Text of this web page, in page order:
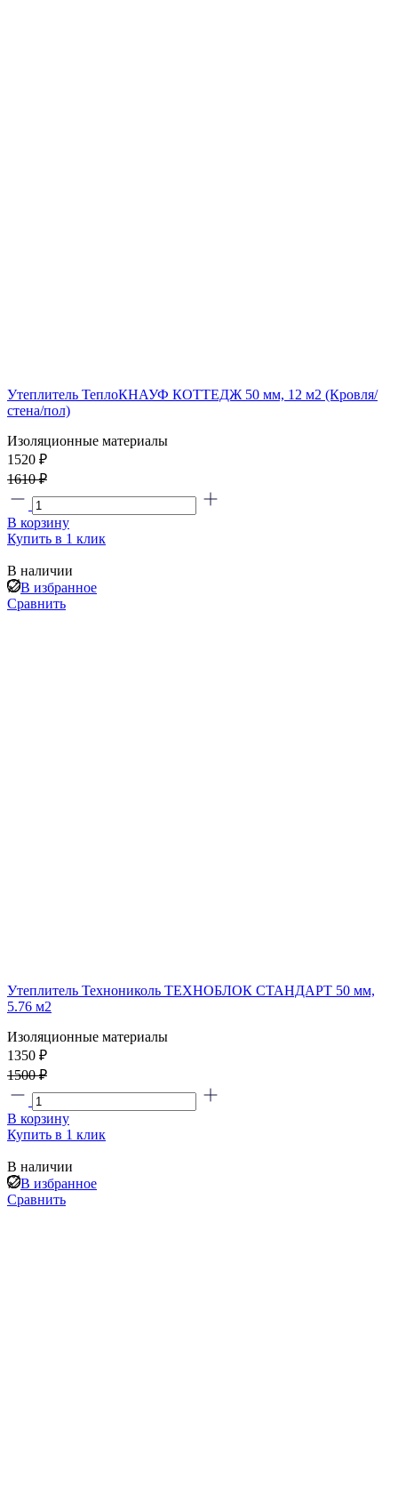
Утеплитель ТеплоКНАУФ КОТТЕДЖ 50 мм, 12 м2 (Кровля/
стена/пол)
Изоляционные материалы
1520 ₽
1610 ₽
В корзину
Купить в 1 клик
В наличии
В избранное
Сравнить
Утеплитель Технониколь ТЕХНОБЛОК СТАНДАРТ 50 мм,
5.76 м2
Изоляционные материалы
1350 ₽
1500 ₽
В корзину
Купить в 1 клик
В наличии
В избранное
Сравнить